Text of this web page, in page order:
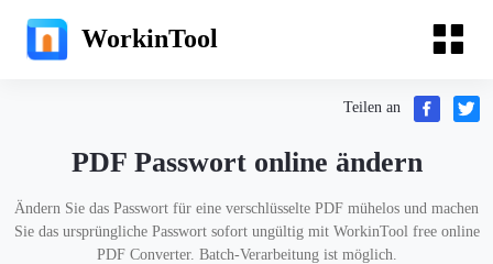
WorkinTool
Teilen an
PDF Passwort online ändern
Ändern Sie das Passwort für eine verschlüsselte PDF mühelos und machen
Sie das ursprüngliche Passwort sofort ungültig mit WorkinTool free online
PDF Converter. Batch-Verarbeitung ist möglich.